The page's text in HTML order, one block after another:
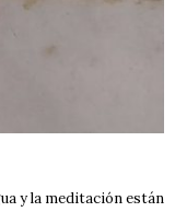
y la meditación están